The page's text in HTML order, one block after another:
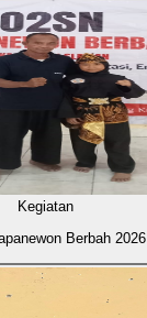
Kegiatan
Berbah 2026